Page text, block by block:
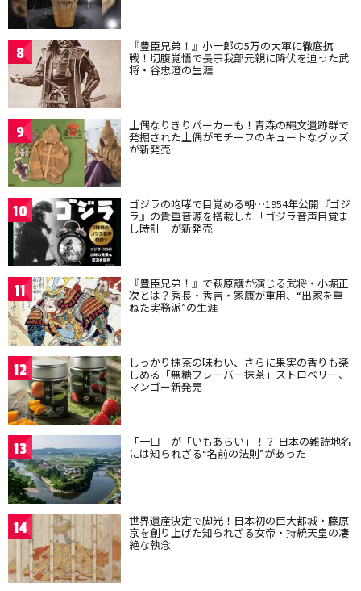
8 『豊臣兄弟！』小一郎の5万の大軍に徹底抗
戦！切腹覚悟で長宗我部元親に降伏を迫った武
将・谷忠澄の生涯
9 土偶なりきりパーカーも！青森の縄文遺跡群で
発掘された土偶がモチーフのキュートなグッズ
が新発売
10 ゴジラの咆哮で目覚める朝…1954年公開『ゴジ
ラ』の貴重音源を搭載した「ゴジラ音声目覚ま
し時計」が新発売
11 『豊臣兄弟！』で萩原護が演じる武将・小堀正
次とは？秀長・秀吉・家康が重用、“出家を重
ねた実務派”の生涯
12 しっかり抹茶の味わい、さらに果実の香りも楽
しめる「無糖フレーバー抹茶」ストロベリー、
マンゴー新発売
13 「一口」が「いもあらい」！？ 日本の難読地名
には知られざる“名前の法則”があった
14 世界遺産決定で脚光！日本初の巨大都城・藤原
京を創り上げた知られざる女帝・持統天皇の凄
絶な執念